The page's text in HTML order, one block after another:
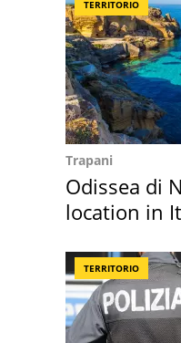
TERRITORIO
Trapani
Odissea di
location in
TERRITORIO